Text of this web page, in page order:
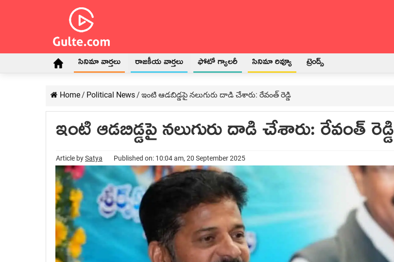
సినిమా వార్తలు రాజకీయ వార్తలు ఫోటో గ్యాలరీ సినిమా రివ్యూ ట్రెండ్స్
Home/ Political News/ ఇంటి ఆడ‌బిడ్డ‌పై న‌లుగురు దాడి చేశారు: రేవంత్ రెడ్డి
ఇంటి ఆడ‌బిడ్డ‌పై న‌లుగురు దాడి చేశారు: రేవంత్ రెడ్డి
Article bySatya Published on: 10:04 am, 20 September 2025